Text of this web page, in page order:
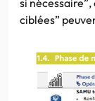
ciblées”